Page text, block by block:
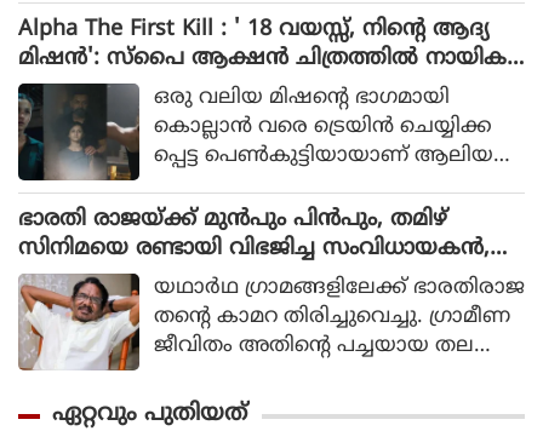
Alpha The First Kill : ' 18 വയസ്സ്, നിന്റെ ആദ്യ
മിഷന്‍': സ്‌പൈ ആക്ഷന്‍ ചിത്രത്തില്‍ നായിക
യായി ആലിയ, ആല്‍ഫ ടീസര്‍ പുറത്ത്
ഒരു വലിയ മിഷന്റെ ഭാഗമായി
കൊല്ലാന്‍ വരെ ട്രെയിന്‍ ചെയ്യിക്ക
പ്പെട്ട പെണ്‍കുട്ടിയായാണ് ആലിയ
സിനിമയിലെത്തുന്നത്.
ഭാരതി രാജയ്ക്ക് മുൻപും പിൻപും, തമിഴ്
സിനിമയെ രണ്ടായി വിഭജിച്ച സംവിധായകൻ,
ഭാരതി രാജ വിട പറയുമ്പോൾ
യഥാര്‍ഥ ഗ്രാമങ്ങളിലേക്ക് ഭാരതിരാജ
തന്റെ കാമറ തിരിച്ചുവെച്ചു. ഗ്രാമീണ
ജീവിതം അതിന്റെ പച്ചയായ തല
ഭാരതിരാജ വിപ്ലവം തീര്‍ത്തത്.
ഏറ്റവും പുതിയത്